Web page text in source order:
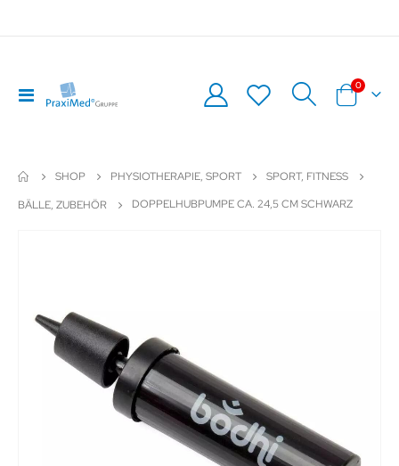
Navigation
umschalten
Warenkorb
0Artikel
SHOP PHYSIOTHERAPIE, SPORT
SPORT, FITNESS
BÄLLE, ZUBEHÖR
DOPPELHUBPUMPE CA. 24,5 CM SCHWARZ
springen